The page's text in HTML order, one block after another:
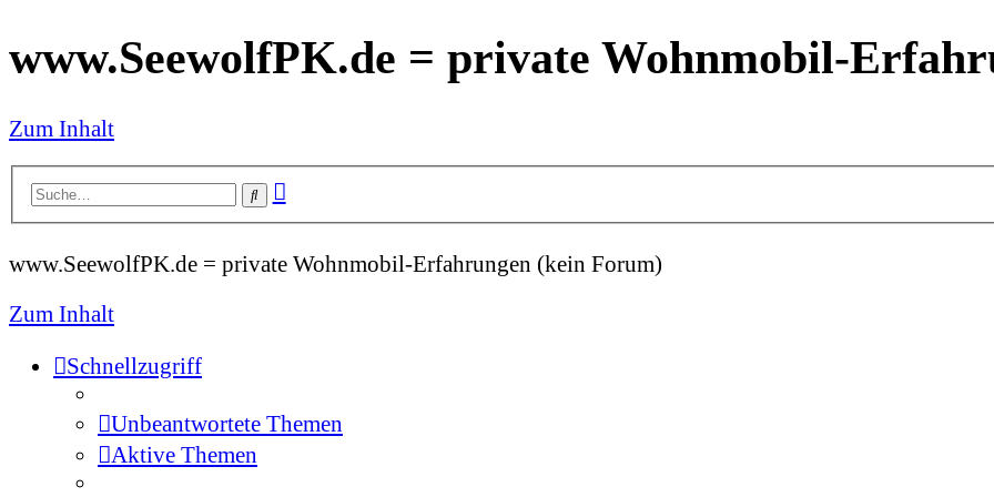
www.SeewolfPK.de = private Wohnmobil-
Zum Inhalt
SucheErweiterte
www.SeewolfPK.de = private Wohnmobil-Erfahrungen (kein Forum)
Zum Inhalt
Schnellzugriff
Unbeantwortete Themen
Aktive Themen